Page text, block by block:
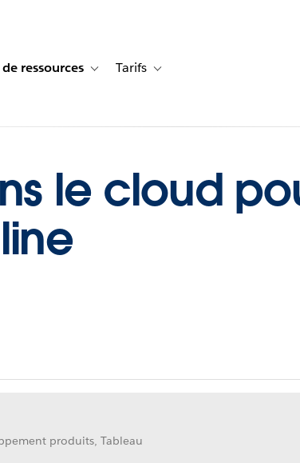
de cas for Solutions
ressources Toggle sub-navigation for Centre de
Tarifs Toggle sub-navigation for Tarifs
le cloud
produits, Tableau